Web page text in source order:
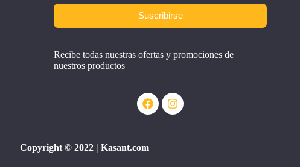
Suscribirse
Recibe todas nuestras ofertas y promociones de
nuestros productos
Copyright © 2022 | Kasant.com